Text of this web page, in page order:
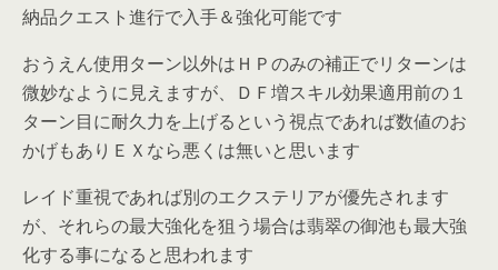
納品クエスト進行で入手＆強化可能です
おうえん使用ターン以外はＨＰのみの補正でリターンは
微妙なように見えますが、ＤＦ増スキル効果適用前の１
ターン目に耐久力を上げるという視点であれば数値のお
かげもありＥＸなら悪くは無いと思います
レイド重視であれば別のエクステリアが優先されます
が、それらの最大強化を狙う場合は翡翠の御池も最大強
化する事になると思われます